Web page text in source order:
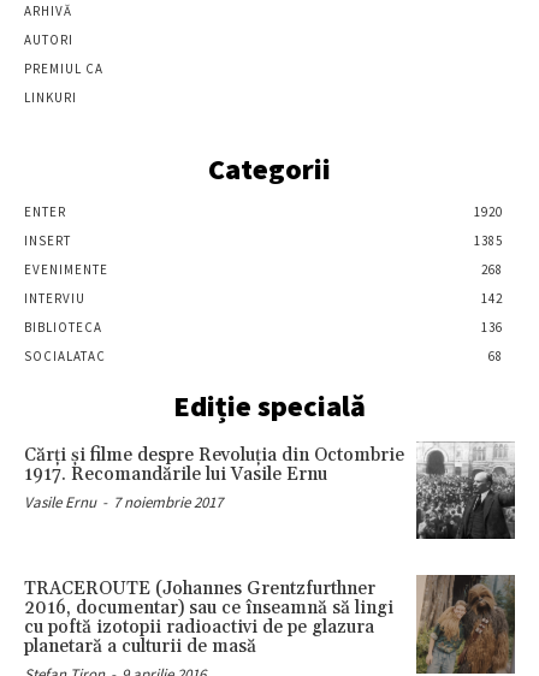
ARHIVĂ
AUTORI
PREMIUL CA
LINKURI
Categorii
ENTER
1920
INSERT
1385
EVENIMENTE
268
INTERVIU
142
BIBLIOTECA
136
SOCIALATAC
68
Ediție specială
Cărţi şi filme despre Revoluţia din Octombrie
1917. Recomandările lui Vasile Ernu
Vasile Ernu - 7 noiembrie 2017
TRACEROUTE (Johannes Grentzfurthner
2016, documentar) sau ce înseamnă să lingi
cu poftă izotopii radioactivi de pe glazura
planetară a culturii de masă